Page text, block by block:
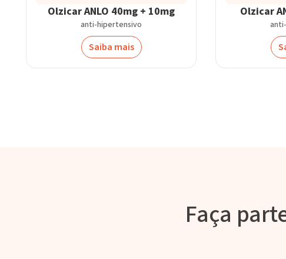
Olzicar ANLO 40mg + 10mg
anti-hipertensivo
Saiba mais
Olzicar
Faça